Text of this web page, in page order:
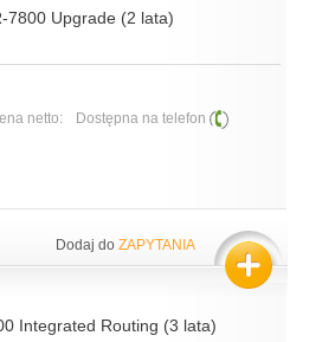
7800 Upgrade (2 lata)
netto: Dostępna na telefon
Dodaj do ZAPYTANIA
Integrated Routing (3 lata)